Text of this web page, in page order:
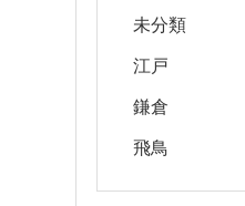
未分類
江戸
鎌倉
飛鳥